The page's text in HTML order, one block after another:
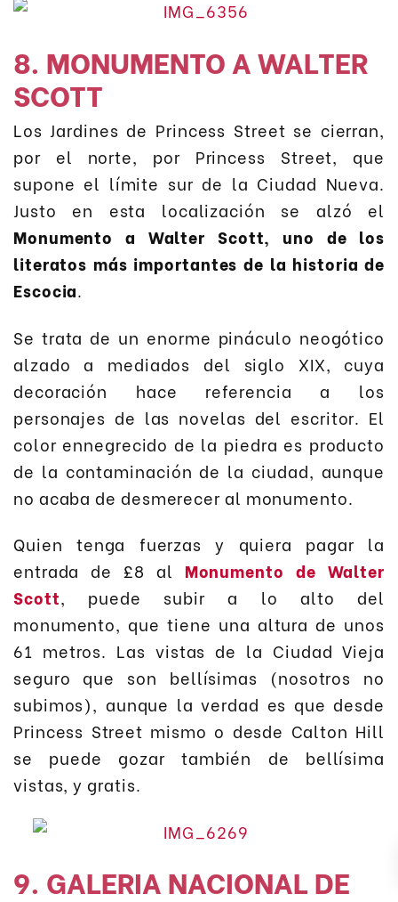
8. MONUMENTO A WALTER
SCOTT
Los Jardines de Princess Street se cierran,
por el norte, por Princess Street, que
supone el límite sur de la Ciudad Nueva.
Justo en esta localización se alzó el
Monumento a Walter Scott, uno de los
literatos más importantes de la historia de
Escocia.
Se trata de un enorme pináculo neogótico
alzado a mediados del siglo XIX, cuya
decoración hace referencia a los
personajes de las novelas del escritor. El
color ennegrecido de la piedra es producto
de la contaminación de la ciudad, aunque
no acaba de desmerecer al monumento.
Quien tenga fuerzas y quiera pagar la
entrada de £8 al Monumento de Walter
Scott, puede subir a lo alto del
monumento, que tiene una altura de unos
61 metros. Las vistas de la Ciudad Vieja
seguro que son bellísimas (nosotros no
subimos), aunque la verdad es que desde
Princess Street mismo o desde Calton Hill
se puede gozar también de bellísima
vistas, y gratis.
9. GALERIA NACIONAL DE